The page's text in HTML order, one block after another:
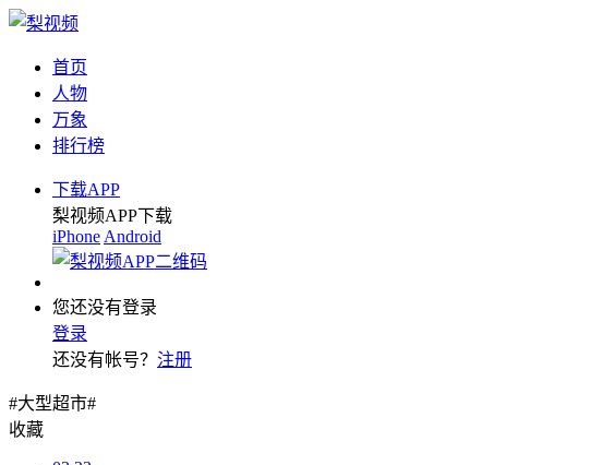
首页
人物
万象
排行榜
下载APP
梨视频APP下载
iPhone Android
您还没有登录
登录
还没有帐号？ 注册
#大型超市#
收藏